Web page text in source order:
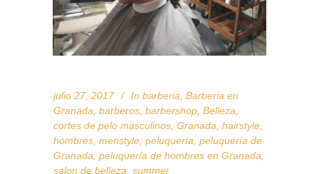
julio 27, 2017 In barberia, Barberia en
Granada, barberos, barbershop, Belleza,
cortes de pelo masculinos, Granada, hairstyle,
hombres, menstyle, peluquería, peluquería de
Granada, peluquería de hombres en Granada,
salon de belleza, summer